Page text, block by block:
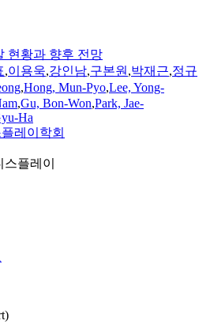
현황과 향후 전망
,이용욱,강인남,구본원,박재근,정규
,Hong, Mun-Pyo,Lee, Yong-
,Gu, Bon-Won,Park, Jae-
-Ha
레이학회
플레이